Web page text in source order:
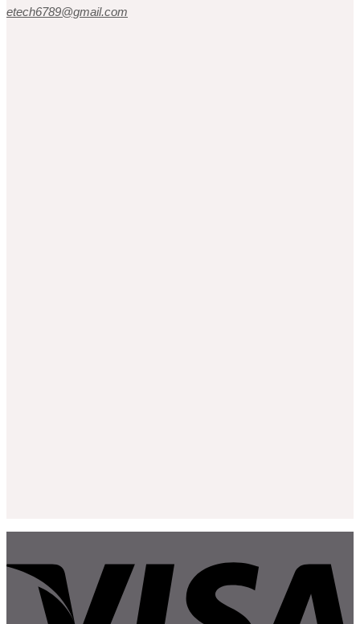
etech6789@gmail.com